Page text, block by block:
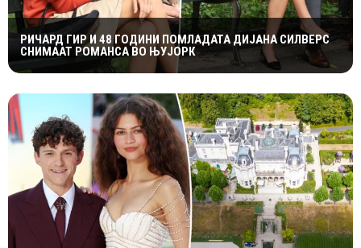
РИЧАРД ГИР И 48 ГОДИНИ ПОМЛАДАТА ДИЈАНА СИЛВЕРС
СНИМААТ РОМАНСА ВО ЊУЈОРК